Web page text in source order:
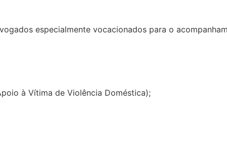
especialmente vocacionados para o
à Vítima de Violência Doméstica);